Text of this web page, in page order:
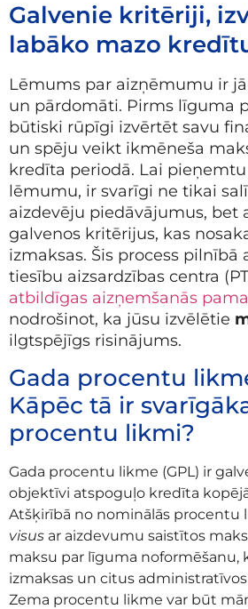
Galvenie kritēriji,
labāko mazo
Lēmums par aizņēmumu ir
un pārdomāti. Pirms līguma
būtiski rūpīgi izvērtēt savu
un spēju veikt ikmēneša
kredīta periodā. Lai
lēmumu, ir svarīgi ne tikai
aizdevēju piedāvājumus, bet
galvenos kritērijus, kas
izmaksas. Šis process
tiesību aizsardzības centra
atbildīgas aizņemšanās
nodrošinot, ka jūsu izvēlētie
ilgtspējīgs risinājums.
Gada procentu
Kāpēc tā ir
procentu likmi?
Gada procentu likme (GPL) ir
objektīvi atspoguļo kredīta
Atšķirībā no nominālās procentu
visus ar aizdevumu saistītos
maksu par līguma noformēšanu,
izmaksas un citus
Zema procentu likme var būt